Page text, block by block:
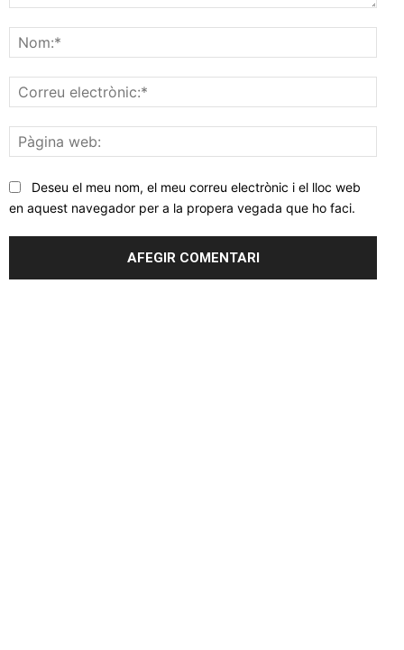
web:
Deseu el meu nom, el meu correu electrònic i el lloc web
en aquest navegador per a la propera vegada que ho faci.